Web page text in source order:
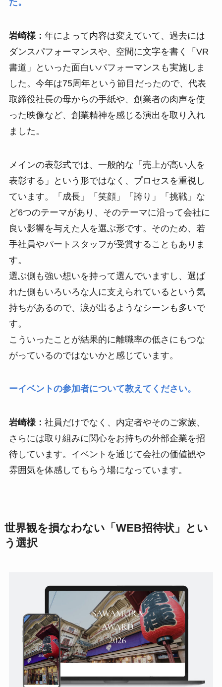
岩崎様： 年によって内容は変えていて、過去には
ダンスパフォーマンスや、空間に文字を書く「VR
書道」といった面白いパフォーマンスも実施しま
した。今年は75周年という節目だったので、代表
取締役社長の母からの手紙や、創業者の肉声を使
った映像など、創業精神を感じる演出を取り入れ
ました。
メインの表彰式では、一般的な「売上が高い人を
表彰する」という形ではなく、プロセスを重視し
ています。「成長」「笑顔」「誇り」「挑戦」な
ど6つのテーマがあり、そのテーマに沿って会社に
良い影響を与えた人を選ぶ形です。そのため、若
手社員やパートスタッフが受賞することもありま
す。
選ぶ側も強い想いを持って選んでいますし、選ば
れた側もいろいろな人に支えられているという気
持ちがあるので、涙が出るようなシーンも多いで
す。
こういったことが結果的に離職率の低さにもつな
がっているのではないかと感じています。
ーイベントの参加者について教えてください。
岩崎様： 社員だけでなく、内定者やそのご家族、
さらには取り組みに関心をお持ちの外部企業を招
待しています。イベントを通じて会社の価値観や
雰囲気を体感してもらう場になっています。
世界観を損なわない「WEB招待状」とい
う選択